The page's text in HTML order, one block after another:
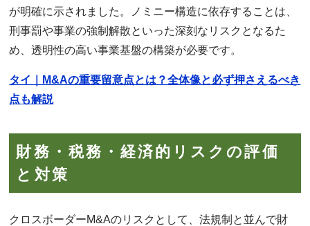
が明確に示されました。ノミニー構造に依存することは、
刑事罰や事業の強制解散といった深刻なリスクとなるた
め、透明性の高い事業基盤の構築が必要です。
タイ｜M&Aの重要留意点とは？全体像と必ず押さえるべき
点も解説
財務・税務・経済的リスクの評価
と対策
クロスボーダーM&Aのリスクとして、法規制と並んで財